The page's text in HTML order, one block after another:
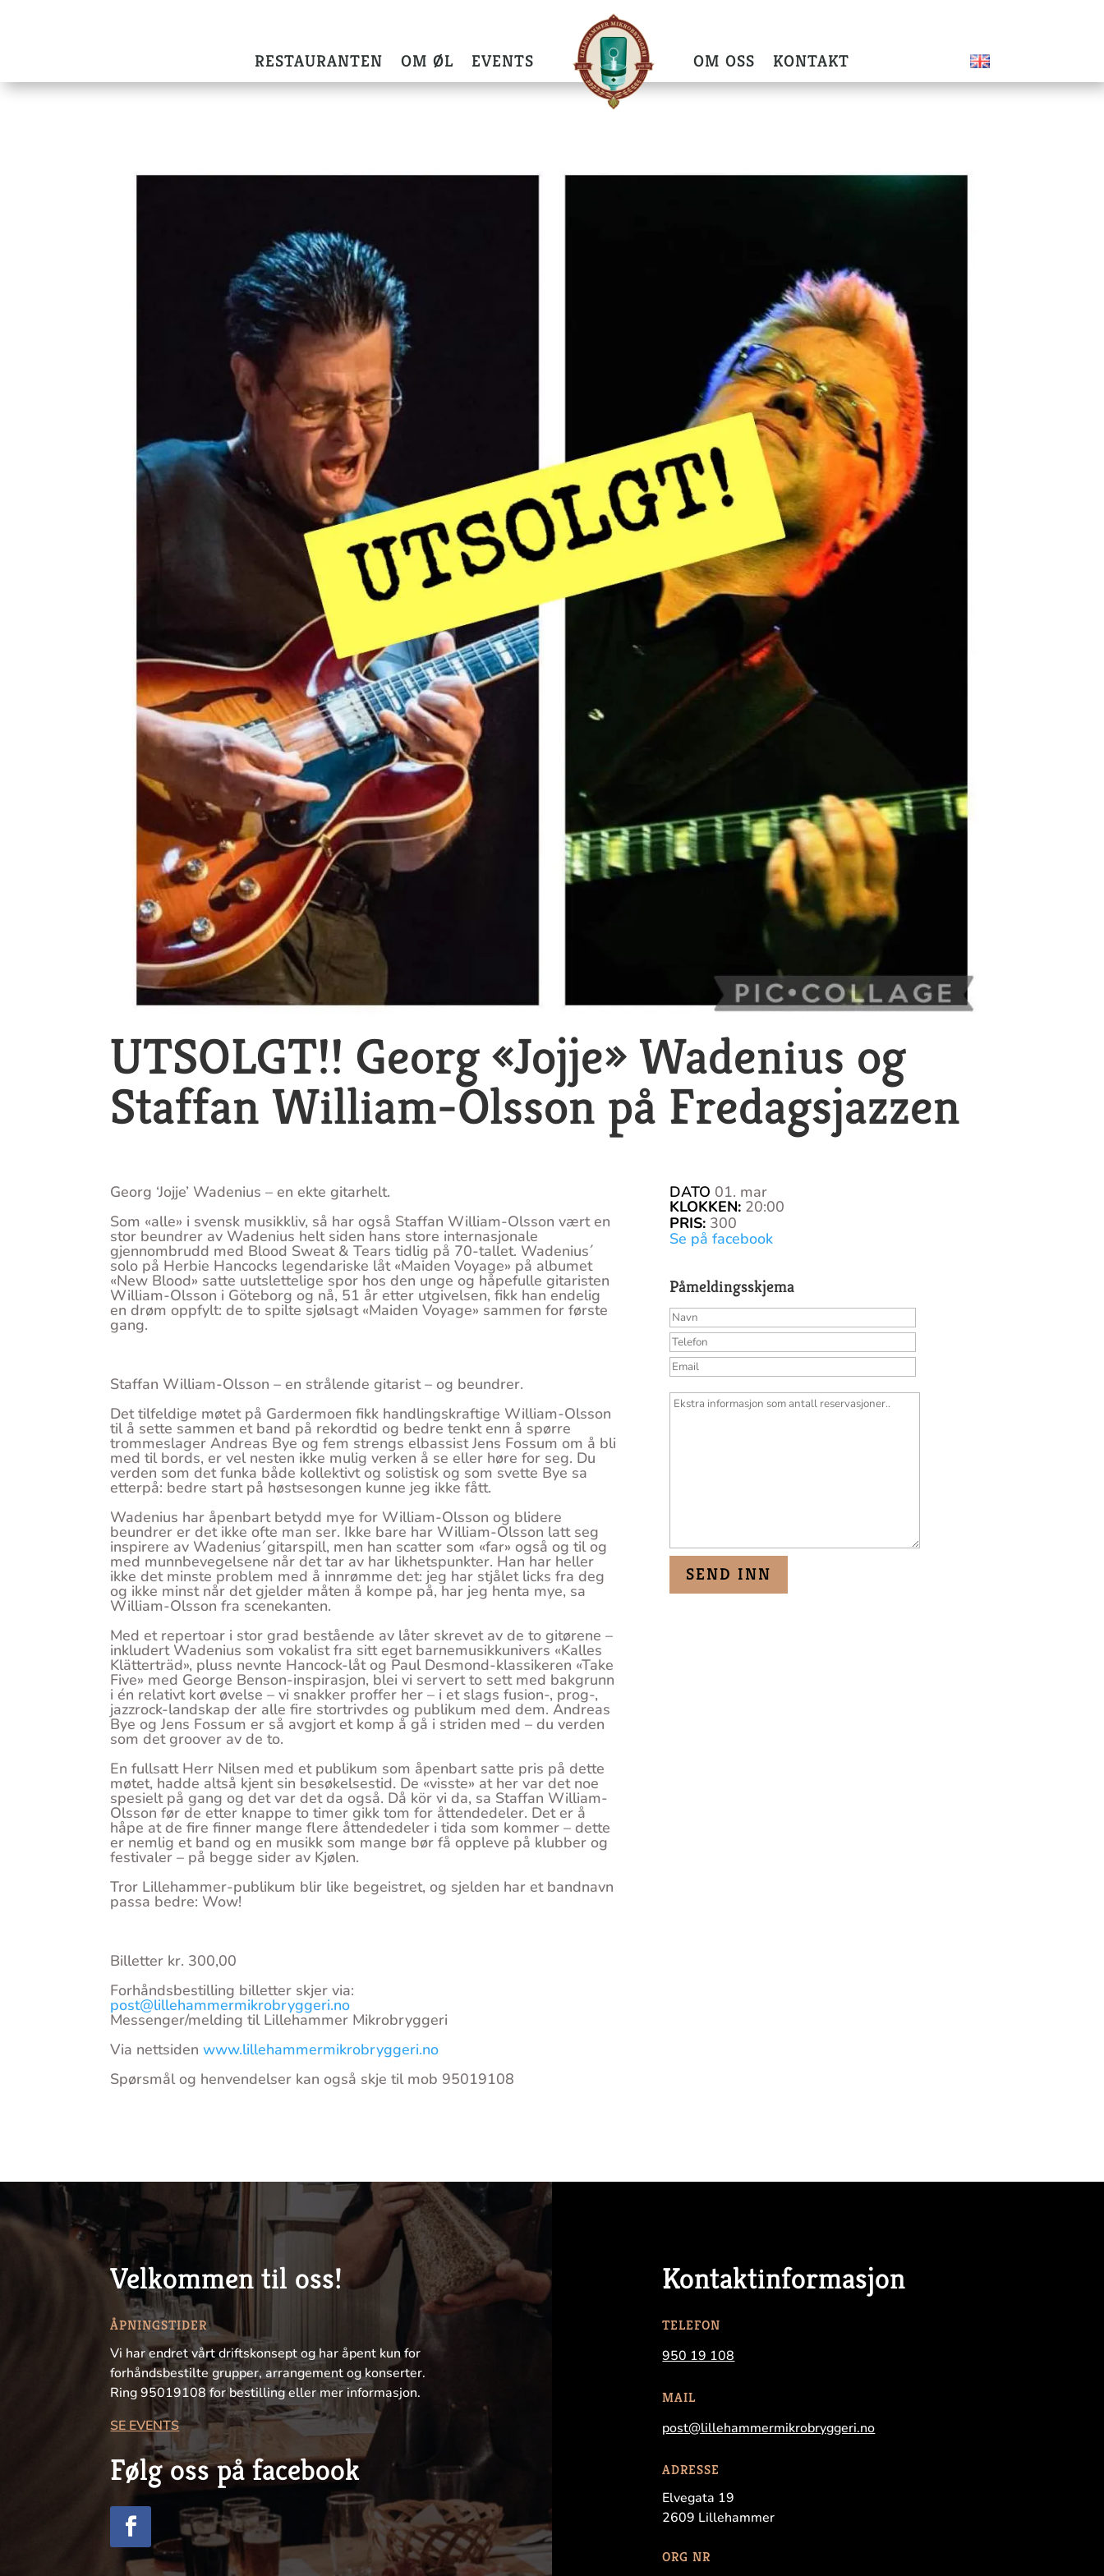
RESTAURANTEN OM ØL EVENTS OM OSS KONTAKT
UTSOLGT!! Georg «Jojje» Wadenius og
Staffan William-Olsson på Fredagsjazzen
Georg ‘Jojje’ Wadenius – en ekte gitarhelt.
Som «alle» i svensk musikkliv, så har også Staffan William-Olsson vært en
stor beundrer av Wadenius helt siden hans store internasjonale
gjennombrudd med Blood Sweat & Tears tidlig på 70-tallet. Wadenius´
solo på Herbie Hancocks legendariske låt «Maiden Voyage» på albumet
«New Blood» satte uutslettelige spor hos den unge og håpefulle gitaristen
William-Olsson i Göteborg og nå, 51 år etter utgivelsen, fikk han endelig
en drøm oppfylt: de to spilte sjølsagt «Maiden Voyage» sammen for første
gang.
Staffan William-Olsson – en strålende gitarist – og beundrer.
Det tilfeldige møtet på Gardermoen fikk handlingskraftige William-Olsson
til å sette sammen et band på rekordtid og bedre tenkt enn å spørre
trommeslager Andreas Bye og fem strengs elbassist Jens Fossum om å bli
med til bords, er vel nesten ikke mulig verken å se eller høre for seg. Du
verden som det funka både kollektivt og solistisk og som svette Bye sa
etterpå: bedre start på høstsesongen kunne jeg ikke fått.
Wadenius har åpenbart betydd mye for William-Olsson og blidere
beundrer er det ikke ofte man ser. Ikke bare har William-Olsson latt seg
inspirere av Wadenius´gitarspill, men han scatter som «far» også og til og
med munnbevegelsene når det tar av har likhetspunkter. Han har heller
ikke det minste problem med å innrømme det: jeg har stjålet licks fra deg
og ikke minst når det gjelder måten å kompe på, har jeg henta mye, sa
William-Olsson fra scenekanten.
Med et repertoar i stor grad bestående av låter skrevet av de to gitørene –
inkludert Wadenius som vokalist fra sitt eget barnemusikkunivers «Kalles
Klätterträd», pluss nevnte Hancock-låt og Paul Desmond-klassikeren «Take
Five» med George Benson-inspirasjon, blei vi servert to sett med bakgrunn
i én relativt kort øvelse – vi snakker proffer her – i et slags fusion-, prog-,
jazzrock-landskap der alle fire stortrivdes og publikum med dem. Andreas
Bye og Jens Fossum er så avgjort et komp å gå i striden med – du verden
som det groover av de to.
En fullsatt Herr Nilsen med et publikum som åpenbart satte pris på dette
møtet, hadde altså kjent sin besøkelsestid. De «visste» at her var det noe
spesielt på gang og det var det da også. Då kör vi da, sa Staffan William-
Olsson før de etter knappe to timer gikk tom for åttendedeler. Det er å
håpe at de fire finner mange flere åttendedeler i tida som kommer – dette
er nemlig et band og en musikk som mange bør få oppleve på klubber og
festivaler – på begge sider av Kjølen.
Tror Lillehammer-publikum blir like begeistret, og sjelden har et bandnavn
passa bedre: Wow!
Billetter kr. 300,00
Forhåndsbestilling billetter skjer via:
post@lillehammermikrobryggeri.no
Messenger/melding til Lillehammer Mikrobryggeri
Via nettsidenwww.lillehammermikrobryggeri.no
Spørsmål og henvendelser kan også skje til mob 95019108
DATO 01. mar
KLOKKEN: 20:00
PRIS: 300
Se på facebook
Påmeldingsskjema
Velkommen til oss!
ÅPNINGSTIDER
Vi har endret vårt driftskonsept og har åpent kun for
forhåndsbestilte grupper, arrangement og konserter.
Ring 95019108 for bestilling eller mer informasjon.
SE EVENTS
Følg oss på facebook
Kontaktinformasjon
TELEFON
950 19 108
MAIL
post@lillehammermikrobryggeri.no
ADRESSE
Elvegata 19
2609 Lillehammer
ORG NR